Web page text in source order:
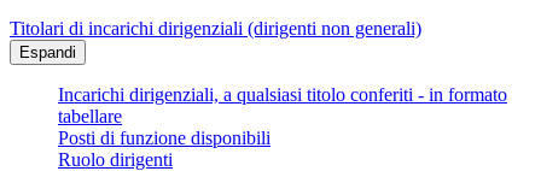
Titolari di incarichi dirigenziali (dirigenti non generali)
Espandi
Incarichi dirigenziali, a qualsiasi titolo conferiti - in formato
tabellare
Posti di funzione disponibili
Ruolo dirigenti